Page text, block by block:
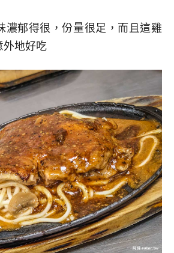
濃郁得很，份量很足，而且這雞
外地好吃